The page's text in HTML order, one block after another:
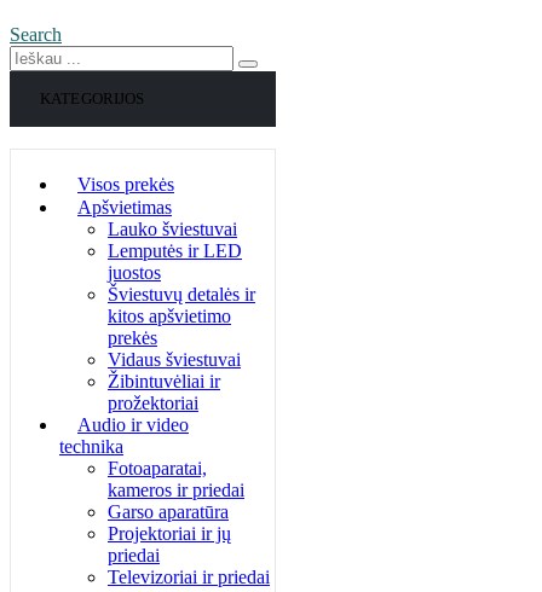
Search
KATEGORIJOS
Visos prekės
Apšvietimas
Lauko šviestuvai
Lemputės ir LED
juostos
Šviestuvų detalės ir
kitos apšvietimo
prekės
Vidaus šviestuvai
Žibintuvėliai ir
prožektoriai
Audio ir video
technika
Fotoaparatai,
kameros ir priedai
Garso aparatūra
Projektoriai ir jų
priedai
Televizoriai ir priedai